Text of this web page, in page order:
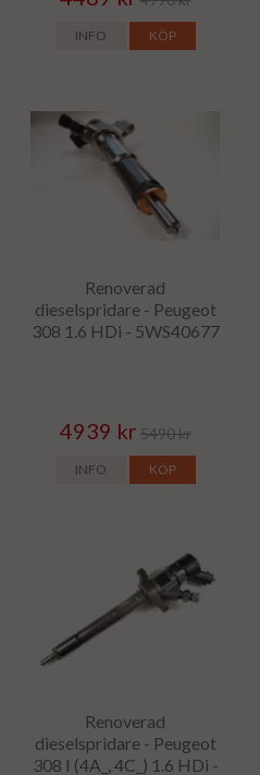
INFO KÖP
Renoverad
dieselspridare - Peugeot
308 1.6 HDi - 5WS40677
4939 kr 5490 kr
INFO KÖP
Renoverad
dieselspridare - Peugeot
308 I (4A_, 4C_) 1.6 HDi -